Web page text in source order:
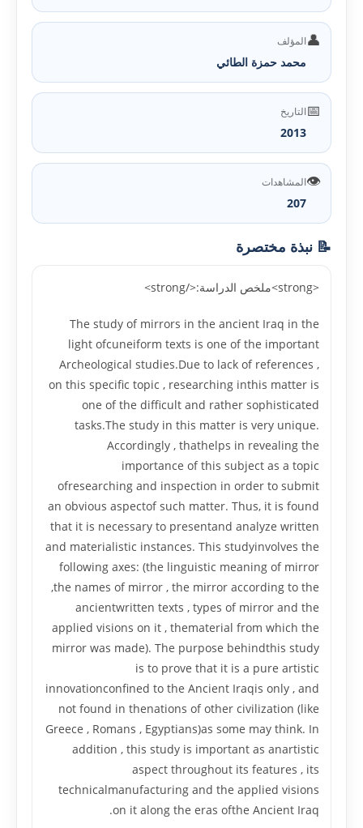
👤المؤلف
محمد حمزة الطائي
📅التاريخ
2013
👁️المشاهدات
207
📝 نبذة مختصرة
<strong>ملخص الدراسة:</strong>
The study of mirrors in the ancient Iraq in the
light ofcuneiform texts is one of the important
Archeological studies.Due to lack of references ,
on this specific topic , researching inthis matter is
one of the difficult and rather sophisticated
tasks.The study in this matter is very unique.
Accordingly , thathelps in revealing the
importance of this subject as a topic
ofresearching and inspection in order to submit
an obvious aspectof such matter. Thus, it is found
that it is necessary to presentand analyze written
and materialistic instances. This studyinvolves the
following axes: (the linguistic meaning of mirror
,the names of mirror , the mirror according to the
ancientwritten texts , types of mirror and the
applied visions on it , thematerial from which the
mirror was made). The purpose behindthis study
is to prove that it is a pure artistic
innovationconfined to the Ancient Iraqis only , and
not found in thenations of other civilization (like
Greece , Romans , Egyptians)as some may think. In
addition , this study is important as anartistic
aspect throughout its features , its
technicalmanufacturing and the applied visions
on it along the eras ofthe Ancient Iraq.